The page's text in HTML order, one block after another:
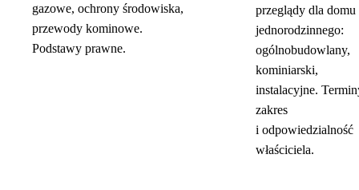
gazowe, ochrony środowiska,
przewody kominowe.
Podstawy prawne.
przeglądy dla domu
jednorodzinnego:
ogólnobudowlany,
kominiarski,
instalacyjne.
zakres
i odpowiedzialność
właściciela.